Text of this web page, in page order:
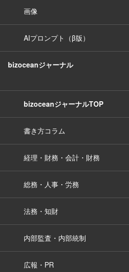
画像
AIプロンプト（β版）
bizoceanジャーナル
bizoceanジャーナルTOP
書き方コラム
経理・財務・会計・財務
総務・人事・労務
法務・知財
内部監査・内部統制
広報・PR